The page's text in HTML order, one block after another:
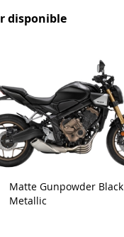
disponible
Matte Gunpowder Black
Metallic